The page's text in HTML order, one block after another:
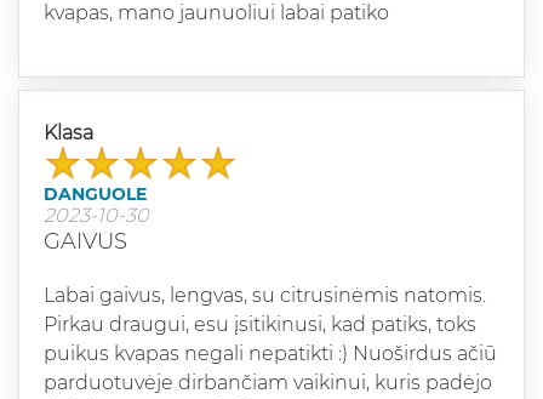
kvapas, mano jaunuoliui labai patiko
Klasa
DANGUOLE
2023-10-30
GAIVUS
Labai gaivus, lengvas, su citrusinėmis natomis.
Pirkau draugui, esu įsitikinusi, kad patiks, toks
puikus kvapas negali nepatikti :) Nuoširdus ačiū
parduotuvėje dirbančiam vaikinui, kuris padėjo